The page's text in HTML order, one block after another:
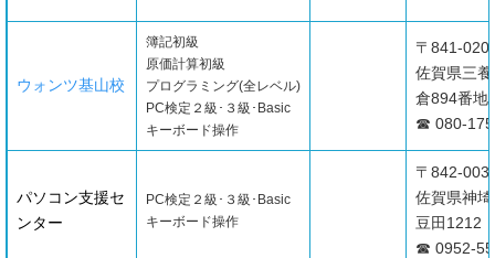
ウォンツ基山校
簿記初級
原価計算初級
プログラミング(全レベル)
PC検定２級･３級･Basic
キーボード操作
〒841-
佐賀県三
倉894番地
☎ 080-
パソコン支援セ
ンター
PC検定２級･３級･Basic
キーボード操作
〒842-
佐賀県神
豆田1212
☎ 0952-